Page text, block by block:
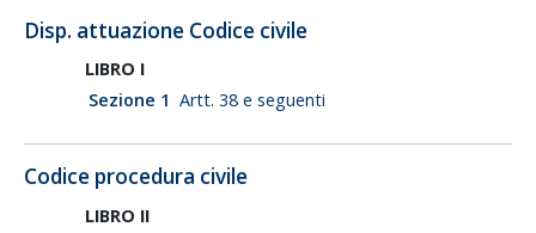
Disp. attuazione Codice civile
LIBRO I
Sezione 1 Artt. 38 e seguenti
Codice procedura civile
LIBRO II